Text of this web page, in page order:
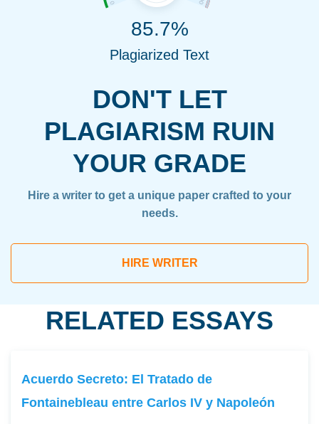
DON'T LET
PLAGIARISM RUIN
YOUR GRADE
Hire a writer to get a unique paper crafted to your
needs.
HIRE WRITER
85.7%
Plagiarized Text
RELATED ESSAYS
Acuerdo Secreto: El Tratado de
Fontainebleau entre Carlos IV y Napoleón